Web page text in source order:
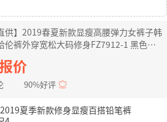
供】2019春夏新款显瘦高腰弹力女裤子韩
伦裤外穿宽松大码修身FZ7912-1 黑色
XL【110-125】
价
90%好评
夏季新款修身显瘦百搭铅笔裤